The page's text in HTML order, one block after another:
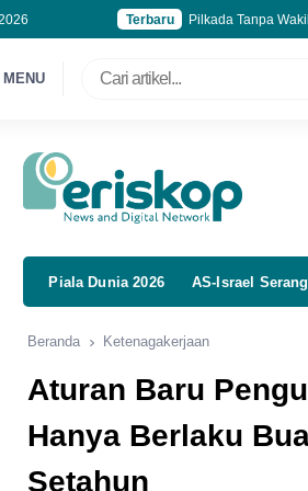
Terbaru
Pilkada Tanpa
Komisi IX Soroti
MENU
Piala Dunia 2026 AS-Israel
Beranda Ketenagakerjaan
Aturan Baru
Hanya Berlaku
Setahun